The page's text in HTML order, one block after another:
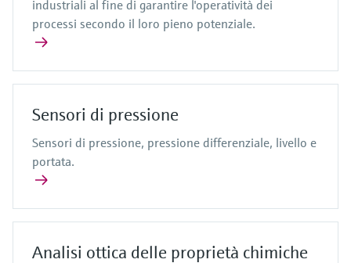
industriali al fine di garantire l'operatività dei
processi secondo il loro pieno potenziale.
Sensori di pressione
Sensori di pressione, pressione differenziale, livello e
portata.
Analisi ottica delle proprietà chimiche